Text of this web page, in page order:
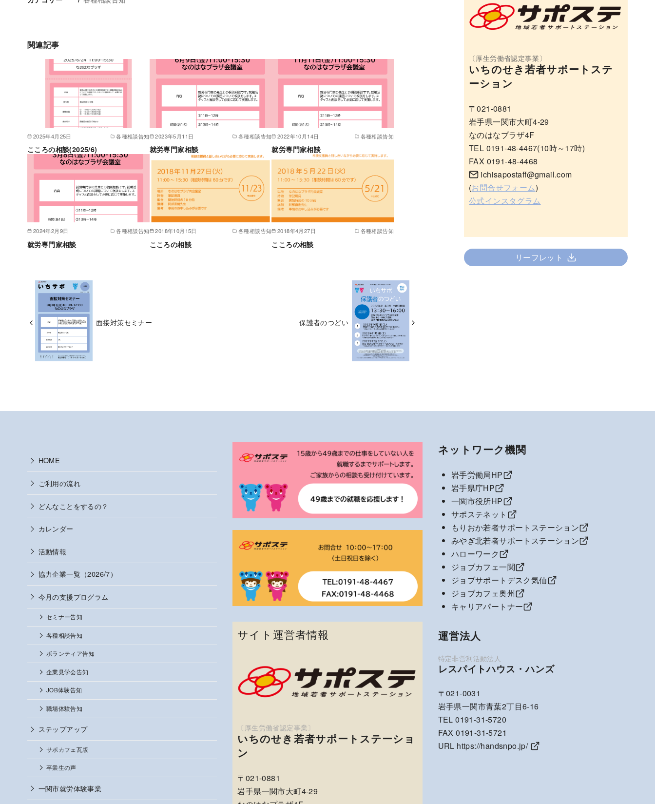
関連記事
2025年4月25日 各種相談告知
こころの相談(2025/6)
2023年5月11日 各種相談告知
就労専門家相談
2022年10月14日 各種相談告知
就労専門家相談
2024年2月9日 各種相談告知
就労専門家相談
2018年10月15日 各種相談告知
こころの相談
2018年4月27日 各種相談告知
こころの相談
面接対策セミナー 保護者のつどい
いちのせき若者サポートステ
ーション
〒021-0881
岩手県一関市大町4-29
なのはなプラザ4F
TEL 0191-48-4467(10時～17時)
FAX 0191-48-4468
ichisapostaff@gmail.com
(お問合せフォーム)
公式インスタグラム
リーフレット
HOME
ご利用の流れ
どんなことをするの？
カレンダー
活動情報
協力企業一覧（2026/7）
今月の支援プログラム
セミナー告知
各種相談告知
ボランティア告知
企業見学会告知
JOB体験告知
職場体験告知
ステップアップ
サポカフェ瓦版
卒業生の声
一関市就労体験事業
サイト運営者情報
いちのせき若者サポートステーショ
ン
〒021-0881
岩手県一関市大町4-29
ネットワーク機関
岩手労働局HP
岩手県庁HP
一関市役所HP
サポステネット
もりおか若者サポートステーション
みやぎ北若者サポートステーション
ハローワーク
ジョブカフェ一関
ジョブサポートデスク気仙
ジョブカフェ奥州
キャリアパートナー
運営法人
レスパイトハウス・ハンズ
〒021-0031
岩手県一関市青葉2丁目6-16
TEL 0191-31-5720
FAX 0191-31-5721
URL https://handsnpo.jp/